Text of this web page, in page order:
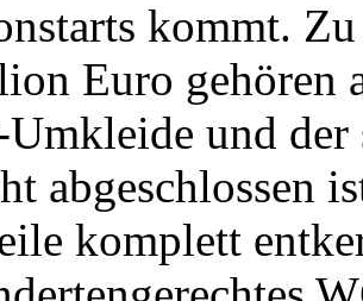
kommt.
Euro gehören
Umkleide und
abgeschlossen
komplett